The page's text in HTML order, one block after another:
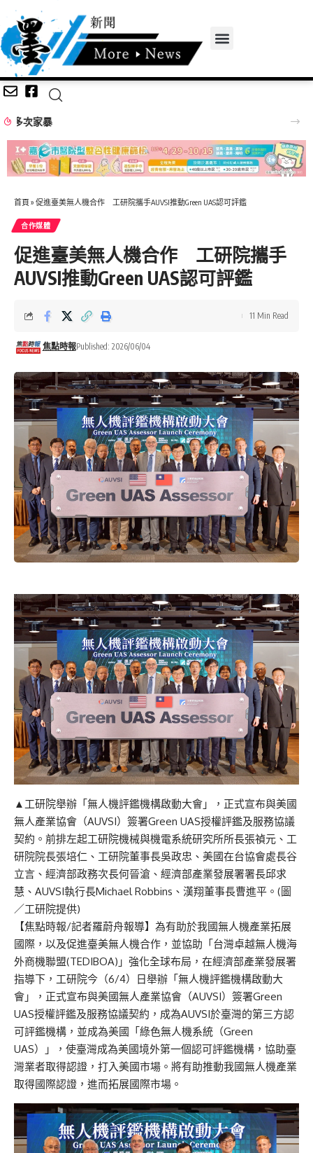
嘉義無人機競賽登場 73隊挑戰穿越賽與無人機足球
首頁 » 促進臺美無人機合作 工研院攜手AUVSI推動Green UAS認可評鑑
合作媒體
促進臺美無人機合作 工研院攜手
AUVSI推動Green UAS認可評鑑
焦點時報Published: 2026/06/04
11 Min Read
▲工研院舉辦「無人機評鑑機構啟動大會」，正式宣布與美國
無人產業協會（AUVSI）簽署Green UAS授權評鑑及服務協議
契約。前排左起工研院機械與機電系統研究所所長張禎元、工
研院院長張培仁、工研院董事長吳政忠、美國在台協會處長谷
立言、經濟部政務次長何晉滄、經濟部產業發展署署長邱求
慧、AUVSI執行長Michael Robbins、漢翔董事長曹進平。(圖
／工研院提供)
【焦點時報/記者羅蔚舟報導】為有助於我國無人機產業拓展
國際，以及促進臺美無人機合作，並協助「台灣卓越無人機海
外商機聯盟(TEDIBOA)」強化全球布局，在經濟部產業發展署
指導下，工研院今（6/4）日舉辦「無人機評鑑機構啟動大
會」，正式宣布與美國無人產業協會（AUVSI）簽署Green
UAS授權評鑑及服務協議契約，成為AUVSI於臺灣的第三方認
可評鑑機構，並成為美國「綠色無人機系統（Green
UAS）」，使臺灣成為美國境外第一個認可評鑑機構，協助臺
灣業者取得認證，打入美國市場。將有助推動我國無人機產業
取得國際認證，進而拓展國際市場。